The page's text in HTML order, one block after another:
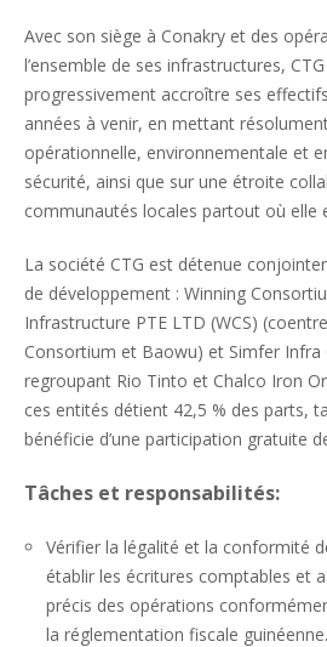
Avec son siège à Conakry et des
l’ensemble de ses infrastructures,
progressivement accroître ses
années à venir, en mettant résolument
opérationnelle, environnementale et
sécurité, ainsi que sur une étroite
communautés locales partout où elle
La société CTG est détenue
de développement : Winning
Infrastructure PTE LTD (WCS)
Consortium et Baowu) et Simfer Infra
regroupant Rio Tinto et Chalco Iron
ces entités détient 42,5 % des parts,
bénéficie d’une participation gratuite
Tâches et responsabilités:
Vérifier la légalité et la conformité
établir les écritures comptables et
précis des opérations
la réglementation fiscale guinéenne.